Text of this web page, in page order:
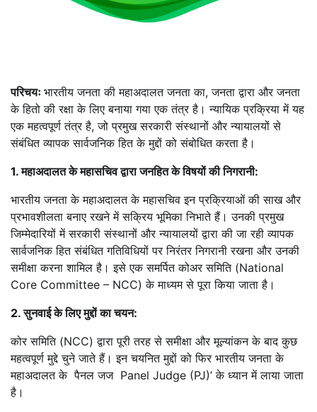
परिचयः भारतीय जनता की महाअदालत जनता का, जनता द्वारा और जनता
के हितो की रक्षा के लिए बनाया गया एक तंत्र है। न्यायिक प्रक्रिया में यह
एक महत्वपूर्ण तंत्र है, जो प्रमुख सरकारी संस्थानों और न्यायालयों से
संबंधित व्यापक सार्वजनिक हित के मुद्दों को संबोधित करता है।
1. महाअदालत के महासचिव द्वारा जनहित के विषयों की निगरानी:
भारतीय जनता के महाअदालत के महासचिव इन प्रक्रियाओं की साख और
प्रभावशीलता बनाए रखने में सक्रिय भूमिका निभाते हैं। उनकी प्रमुख
जिम्मेदारियों में सरकारी संस्थानों और न्यायालयों द्वारा की जा रही व्यापक
सार्वजनिक हित संबंधित गतिविधियों पर निरंतर निगरानी रखना और उनकी
समीक्षा करना शामिल है। इसे एक समर्पित कोअर समिति (National
Core Committee – NCC) के माध्यम से पूरा किया जाता है।
2. सुनवाई के लिए मुद्दों का चयन:
कोर समिति (NCC) द्वारा पूरी तरह से समीक्षा और मूल्यांकन के बाद कुछ
महत्वपूर्ण मुद्दे चुने जाते हैं। इन चयनित मुद्दों को फिर भारतीय जनता के
महाअदालत के पैनल जज Panel Judge (PJ)’ के ध्यान में लाया जाता
है।